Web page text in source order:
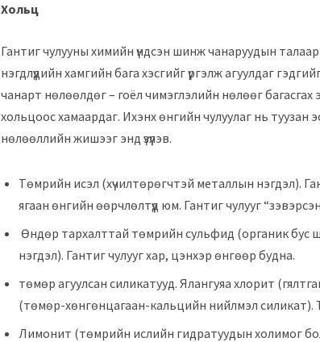
Хольц
Гантиг чулууны химийн үндсэн шинж чанаруудын
нэгдлүүдийн хамгийн бага хэсгийг үргэлж агуулдаг
чанарт нөлөөлдөг – гоёл чимэглэлийн нөлөөг багасгах
хольцоос хамаардаг. Ихэнх өнгийн чулуулаг нь
нөлөөллийн жишээг энд үзүүлэв.
Төмрийн исэл (хүчилтөрөгчтэй металлын нэгдэл).
ягаан өнгийн өөрчлөлтүүд юм. Гантиг чулууг
Өндөр тархалттай төмрийн сульфид (органик бус
нэгдэл). Гантиг чулууг хар, цэнхэр өнгөөр ​​будна.
төмөр агуулсан силикатууд. Ялангуяа хлорит
(төмөр-хөнгөнцагаан-кальцийн нийлмэл силикат).
Лимонит (төмрийн ислийн гидратуудын холимог